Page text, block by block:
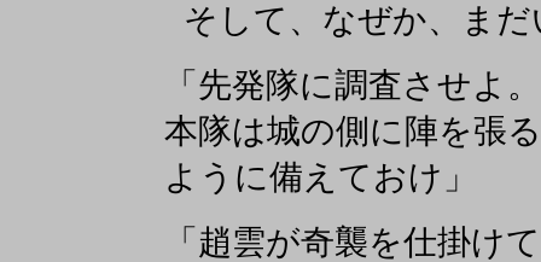
そして、なぜか、ま
「先発隊に調査させ
本隊は城の側に陣を張
ように備えておけ」
「趙雲が奇襲を仕掛け